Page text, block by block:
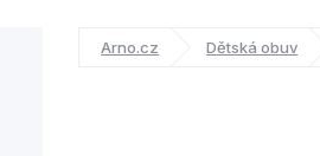
Arno.cz Dětská obuv